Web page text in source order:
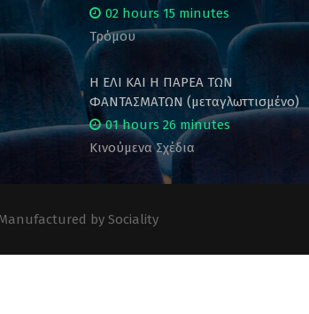
02 hours 15 minutes
Τρόμου
Η ΕΛΙ ΚΑΙ Η ΠΑΡΕΑ ΤΩΝ
ΦΑΝΤΑΣΜΑΤΩΝ (μεταγλωττισμένο)
01 hours 26 minutes
Κινούμενα Σχέδια
by Sociality